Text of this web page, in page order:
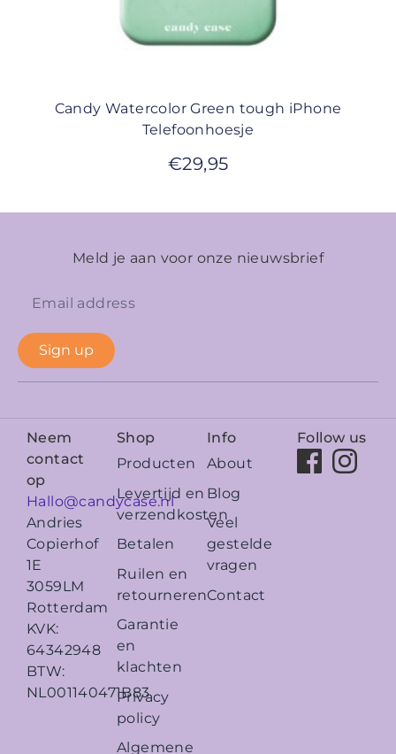
Candy Watercolor Green tough iPhone
Telefoonhoesje
€29,95
Meld je aan voor onze nieuwsbrief
Sign up
Neem
contact
op
Hallo@candycase.nl
Andries
Copierhof
1E
3059LM
Rotterdam
KVK:
64342948
BTW:
NL001140471B83
Shop
Producten
Levertijd en
verzendkosten
Betalen
Ruilen en
retourneren
Garantie
en
klachten
Privacy
policy
Algemene
Info
About
Blog
Veel
gestelde
vragen
Contact
Follow us